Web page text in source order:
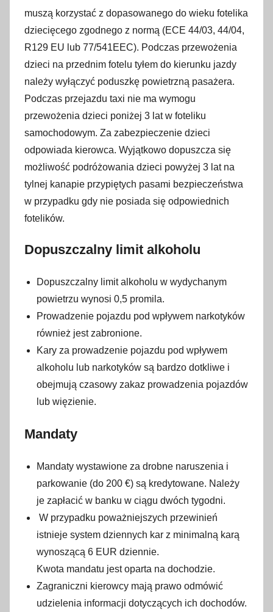
muszą korzystać z dopasowanego do wieku fotelika
dziecięcego zgodnego z normą (ECE 44/03, 44/04,
R129 EU lub 77/541EEC). Podczas przewożenia
dzieci na przednim fotelu tyłem do kierunku jazdy
należy wyłączyć poduszkę powietrzną pasażera.
Podczas przejazdu taxi nie ma wymogu
przewożenia dzieci poniżej 3 lat w foteliku
samochodowym. Za zabezpieczenie dzieci
odpowiada kierowca. Wyjątkowo dopuszcza się
możliwość podróżowania dzieci powyżej 3 lat na
tylnej kanapie przypiętych pasami bezpieczeństwa
w przypadku gdy nie posiada się odpowiednich
fotelików.
Dopuszczalny limit alkoholu
Dopuszczalny limit alkoholu w wydychanym
powietrzu wynosi 0,5 promila.
Prowadzenie pojazdu pod wpływem narkotyków
również jest zabronione.
Kary za prowadzenie pojazdu pod wpływem
alkoholu lub narkotyków są bardzo dotkliwe i
obejmują czasowy zakaz prowadzenia pojazdów
lub więzienie.
Mandaty
Mandaty wystawione za drobne naruszenia i
parkowanie (do 200 €) są kredytowane. Należy
je zapłacić w banku w ciągu dwóch tygodni.
W przypadku poważniejszych przewinień
istnieje system dziennych kar z minimalną karą
wynoszącą 6 EUR dziennie.
Kwota mandatu jest oparta na dochodzie.
Zagraniczni kierowcy mają prawo odmówić
udzielenia informacji dotyczących ich dochodów.